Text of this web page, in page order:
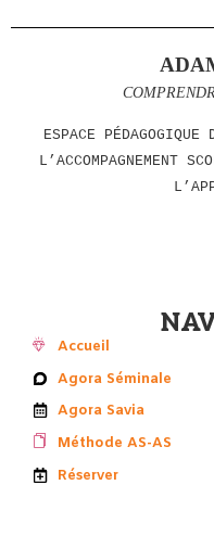
ESPACE
L’ACCOMPAGNEMENT
Accueil
Agora Séminale
Agora Savia
Méthode AS-AS
Réserver